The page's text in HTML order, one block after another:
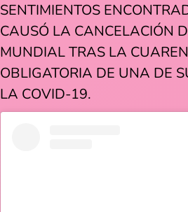
SENTIMIENTOS
CAUSÓ LA CANCELACIÓN
MUNDIAL TRAS LA
OBLIGATORIA DE UNA DE
LA COVID-19.